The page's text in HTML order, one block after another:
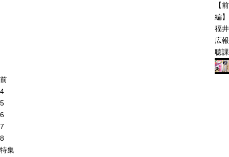
【前
編】
福
広
聴課
前
4
5
6
7
8
特集